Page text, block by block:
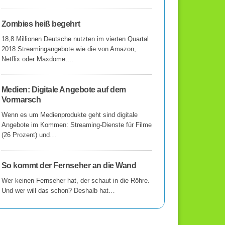
Zombies heiß begehrt
18,8 Millionen Deutsche nutzten im vierten Quartal
2018 Streamingangebote wie die von Amazon,
Netflix oder Maxdome….
Medien: Digitale Angebote auf dem
Vormarsch
Wenn es um Medienprodukte geht sind digitale
Angebote im Kommen: Streaming-Dienste für Filme
(26 Prozent) und…
So kommt der Fernseher an die Wand
Wer keinen Fernseher hat, der schaut in die Röhre.
Und wer will das schon? Deshalb hat…